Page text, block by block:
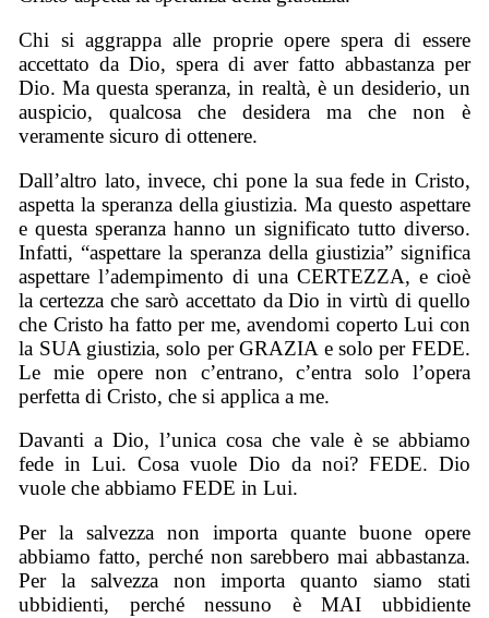
Chi si aggrappa alle proprie opere spera di essere
accettato da Dio, spera di aver fatto abbastanza per
Dio. Ma questa speranza, in realtà, è un desiderio, un
auspicio, qualcosa che desidera ma che non è
veramente sicuro di ottenere.
Dall’altro lato, invece, chi pone la sua fede in Cristo,
aspetta la speranza della giustizia. Ma questo aspettare
e questa speranza hanno un significato tutto diverso.
Infatti, “aspettare la speranza della giustizia” significa
aspettare l’adempimento di una CERTEZZA, e cioè
la certezza che sarò accettato da Dio in virtù di quello
che Cristo ha fatto per me, avendomi coperto Lui con
la SUA giustizia, solo per GRAZIA e solo per FEDE.
Le mie opere non c’entrano, c’entra solo l’opera
perfetta di Cristo, che si applica a me.
Davanti a Dio, l’unica cosa che vale è se abbiamo
fede in Lui. Cosa vuole Dio da noi? FEDE. Dio
vuole che abbiamo FEDE in Lui.
Per la salvezza non importa quante buone opere
abbiamo fatto, perché non sarebbero mai abbastanza.
Per la salvezza non importa quanto siamo stati
ubbidienti, perché nessuno è MAI ubbidiente